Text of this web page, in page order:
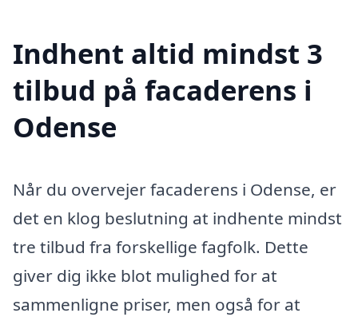
Indhent altid mindst 3
tilbud på facaderens i
Odense
Når du overvejer facaderens i Odense, er
det en klog beslutning at indhente mindst
tre tilbud fra forskellige fagfolk. Dette
giver dig ikke blot mulighed for at
sammenligne priser, men også for at